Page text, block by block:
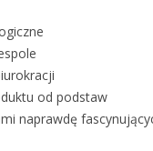
od podstaw
naprawdę